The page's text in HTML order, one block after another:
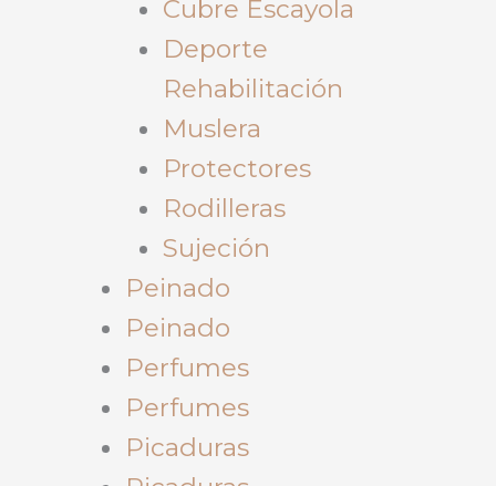
Cubre Escayola
Deporte
Rehabilitación
Muslera
Protectores
Rodilleras
Sujeción
Peinado
Peinado
Perfumes
Perfumes
Picaduras